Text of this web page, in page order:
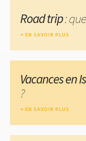
Road trip:
EN SAVOIR PLUS
Vacances en
?
EN SAVOIR PLUS